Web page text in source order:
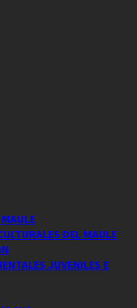
DEL MAULE
JUVENILES E